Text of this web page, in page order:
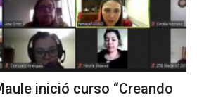
inició curso “Creando